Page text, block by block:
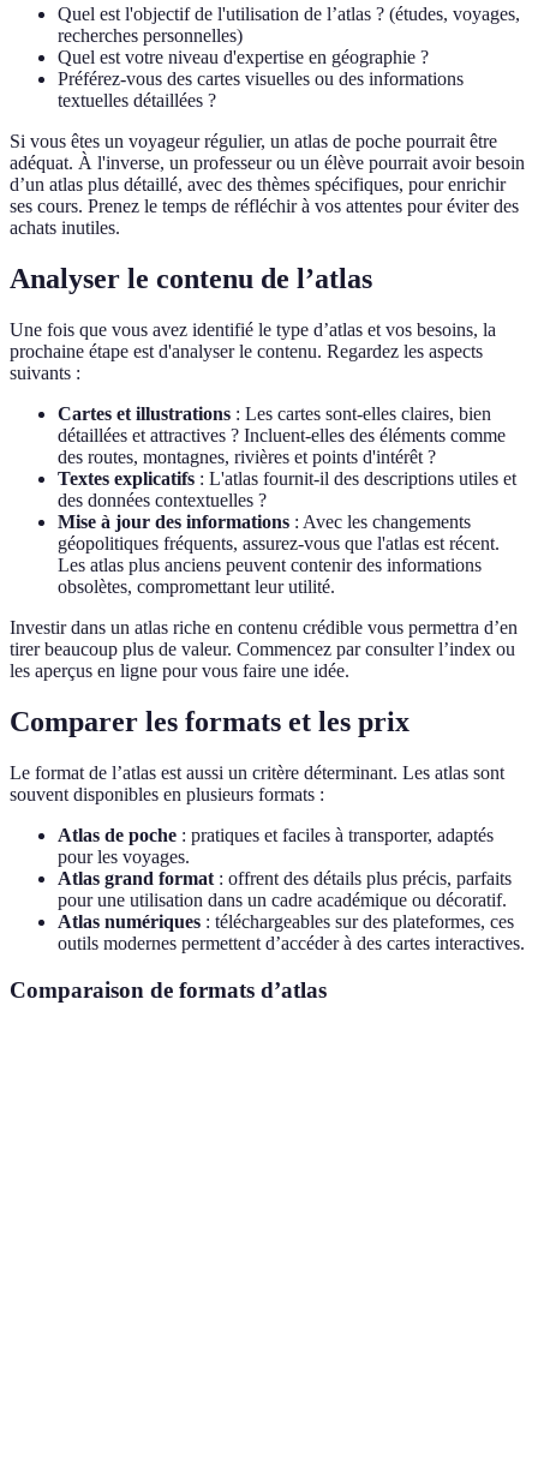
Quel est l'objectif de l'utilisation de l’atlas ? (études, voyages,
recherches personnelles)
Quel est votre niveau d'expertise en géographie ?
Préférez-vous des cartes visuelles ou des informations
textuelles détaillées ?
Si vous êtes un voyageur régulier, un atlas de poche pourrait être
adéquat. À l'inverse, un professeur ou un élève pourrait avoir besoin
d’un atlas plus détaillé, avec des thèmes spécifiques, pour enrichir
ses cours. Prenez le temps de réfléchir à vos attentes pour éviter des
achats inutiles.
Analyser le contenu de l’atlas
Une fois que vous avez identifié le type d’atlas et vos besoins, la
prochaine étape est d'analyser le contenu. Regardez les aspects
suivants :
Cartes et illustrations : Les cartes sont-elles claires, bien
détaillées et attractives ? Incluent-elles des éléments comme
des routes, montagnes, rivières et points d'intérêt ?
Textes explicatifs : L'atlas fournit-il des descriptions utiles et
des données contextuelles ?
Mise à jour des informations : Avec les changements
géopolitiques fréquents, assurez-vous que l'atlas est récent.
Les atlas plus anciens peuvent contenir des informations
obsolètes, compromettant leur utilité.
Investir dans un atlas riche en contenu crédible vous permettra d’en
tirer beaucoup plus de valeur. Commencez par consulter l’index ou
les aperçus en ligne pour vous faire une idée.
Comparer les formats et les prix
Le format de l’atlas est aussi un critère déterminant. Les atlas sont
souvent disponibles en plusieurs formats :
Atlas de poche : pratiques et faciles à transporter, adaptés
pour les voyages.
Atlas grand format : offrent des détails plus précis, parfaits
pour une utilisation dans un cadre académique ou décoratif.
Atlas numériques : téléchargeables sur des plateformes, ces
outils modernes permettent d’accéder à des cartes interactives.
Comparaison de formats d’atlas